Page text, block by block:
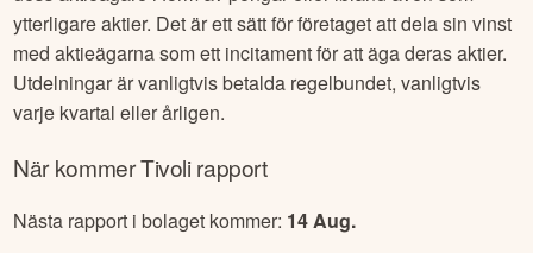
ytterligare aktier. Det är ett sätt för företaget att dela sin vinst
med aktieägarna som ett incitament för att äga deras aktier.
Utdelningar är vanligtvis betalda regelbundet, vanligtvis
varje kvartal eller årligen.
När kommerTivolirapport
Nästa rapport i bolaget kommer: 14 Aug.